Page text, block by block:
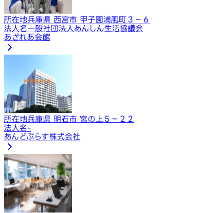
所在地兵庫県 西宮市 甲子園浦風町３－６
法人名一般社団法人あんしん生活協議会
あざれあ会館
所在地兵庫県 明石市 宮の上５－２２
法人名-
あんどぷらす株式会社